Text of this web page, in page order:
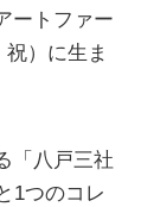
ートファー
）に生ま
「八戸三社
1つのコレ